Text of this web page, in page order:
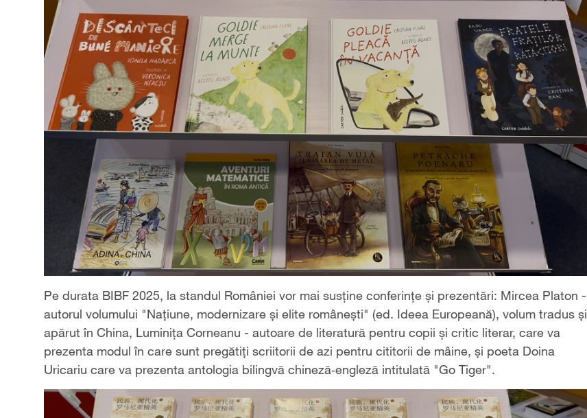
Pe durata BIBF 2025, la standul României vor mai susține conferințe și prezentări: Mircea Platon -
autorul volumului "Națiune, modernizare și elite românești" (ed. Ideea Europeană), volum tradus și
apărut în China, Luminița Corneanu - autoare de literatură pentru copii și critic literar, care va
prezenta modul în care sunt pregătiți scriitorii de azi pentru cititorii de mâine, și poeta Doina
Uricariu care va prezenta antologia bilingvă chineză‑engleză intitulată "Go Tiger".